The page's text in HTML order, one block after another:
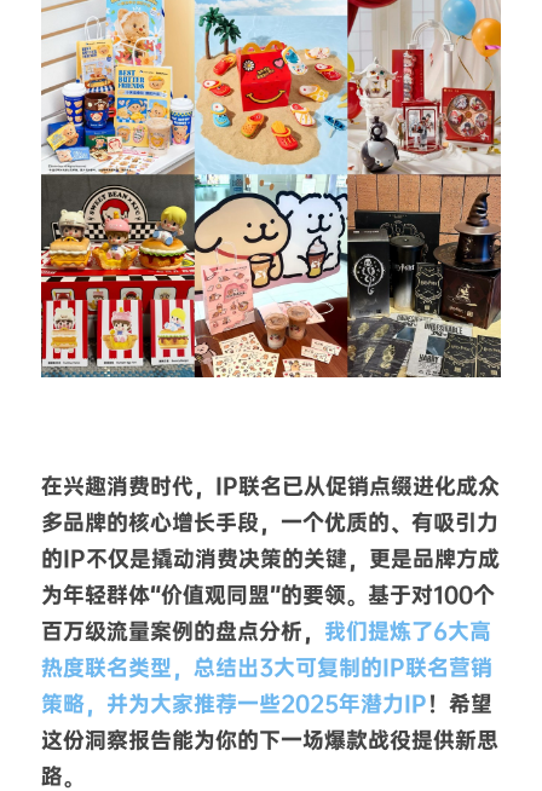
在兴趣消费时代，IP联名已从促销点缀进化成众
多品牌的核心增长手段，一个优质的、有吸引力
的IP不仅是撬动消费决策的关键，更是品牌方成
为年轻群体“价值观同盟”的要领。基于对100个
百万级流量案例的盘点分析， 我们提炼了6大高
热度联名类型，总结出3大可复制的IP联名营销
策略，并为大家推荐一些2025年潜力IP！希望
这份洞察报告能为你的下一场爆款战役提供新思
路。